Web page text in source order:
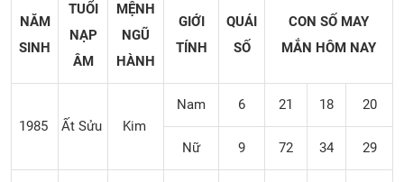
NĂM
SINH
TUỔI
NẠP
ÂM
MỆNH
NGŨ
HÀNH
GIỚI
TÍNH
QUÁI
SỐ
CON SỐ MAY
MẮN HÔM NAY
1985 Ất Sửu Kim
Nam 6 21 18 20
Nữ 9 72 34 29